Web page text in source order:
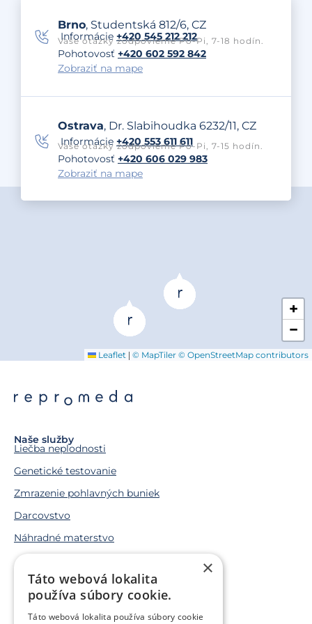
Brno, Studentská 812/6, CZ
Informácie +420 545 212 212
Vaše otázky zodpovieme Po-Pi, 7-18 hodín.
Pohotovosť +420 602 592 842
Zobraziť na mape
Ostrava, Dr. Slabihoudka 6232/11, CZ
Informácie +420 553 611 611
Vaše otázky zodpovieme Po-Pi, 7-15 hodín.
Pohotovosť +420 606 029 983
Zobraziť na mape
+
−
Leaflet | © MapTiler © OpenStreetMap contributors
Naše služby
Liečba neplodnosti
Genetické testovanie
Zmrazenie pohlavných buniek
Darcovstvo
Náhradné materstvo
Životné situácie
Snažíme sa o bábätko
×
Táto webová lokalita
používa súbory cookie.
Táto webová lokalita používa súbory cookie